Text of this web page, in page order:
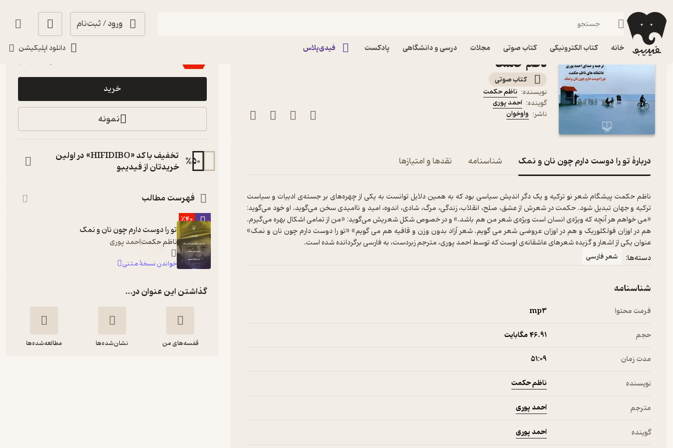
ورود / ثبت‌نام
خانه کتاب الکترونیکی کتاب صوتی مجلات درسی و دانشگاهی پادکست فیدی‌پلاس دانلود اپلیکیشن
فیدیبو کتاب صوتی
کتاب صوتی تو را دوست دارم چون نان و نمک اثر
ناظم حکمت
کتاب صوتی
نویسنده: ناظم حکمت
گوینده: احمد پوری
ناشر: واوخوان
دربارۀ تو را دوست دارم چون نان و نمک شناسنامه نقدها و امتیازها
ناظم حکمت پیشگام شعر نو ترکیه و یک دگر اندیش سیاسی بود که به همین دلایل توانست به یکی از چهره‌های بر جسته‌ی ادبیات و سیاست
ترکیه و جهان تبدیل شود. حکمت در شعرش از عشق، صلح، انقلاب، زندگی، مرگ، شادی، اندوه، امید و ناامیدی سخن می‌گوید. او خود می‌گوید:
«می خواهم هر آنچه که ویژه‌ی انسان است ویژه‌ی شعر من هم باشد.» و در خصوص شکل شعریش می‌گوید: «من از تمامی اشکال بهره می‌گیرم.
هم در اوزان فولکلوریک و هم در اوزان عروضی شعر می گویم. شعر آزاد بدون وزن و قافیه هم می گویم» «تو را دوست دارم چون نان و نمک»
عنوان یکی از اشعار و گزیده شعرهای عاشقانه‌ی اوست که توسط احمد پوری، مترجم زبردست، به فارسی برگردانده شده است.
دسته‌ها: شعر فارسی
شناسنامه
فرمت محتوا mp۳
حجم 46.۹۱ مگابایت
مدت زمان ۵۱:۰۹
نویسنده ناظم حکمت
مترجم احمد پوری
گوینده احمد پوری
٪30
54,600
خرید
نمونه
%50
تخفیف با کد «HIFIDIBO» در اولین
خریدتان از فیدیبو
فهرست مطالب
٪40
تو را دوست دارم چون نان و نمک
ناظم حکمتاحمد پوری
خواندن نسخۀ متنی
گذاشتن این عنوان در...
قفسه‌های من نشان‌شده‌ها مطالعه‌شده‌ها